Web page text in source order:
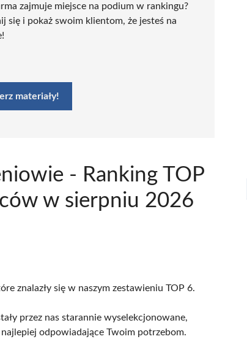
zajmuje miejsce na podium w rankingu?
się i pokaż swoim klientom, że jesteś na
materiały!
- Ranking TOP
w sierpniu 2026
znalazły się w naszym zestawieniu TOP 6.
przez nas starannie wyselekcjonowane,
odpowiadające Twoim potrzebom.